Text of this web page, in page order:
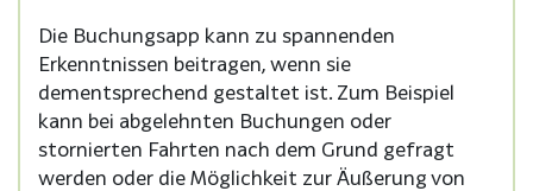
Die Buchungsapp kann zu spannenden
Erkenntnissen beitragen, wenn sie
dementsprechend gestaltet ist. Zum Beispiel
kann bei abgelehnten Buchungen oder
stornierten Fahrten nach dem Grund gefragt
werden oder die Möglichkeit zur Äußerung von